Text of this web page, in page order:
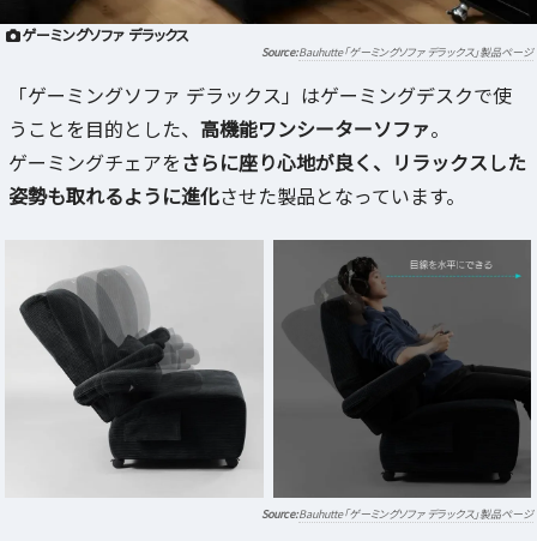
ゲーミングソファ デラックス
Bauhutte「ゲーミングソファ デラックス」製品ページ
「ゲーミングソファ デラックス」はゲーミングデスクで使
うことを目的とした、 高機能ワンシーターソファ。
ゲーミングチェアをさらに座り心地が良く、リラックスした
姿勢も取れるように進化させた製品となっています。
Bauhutte「ゲーミングソファ デラックス」製品ページ